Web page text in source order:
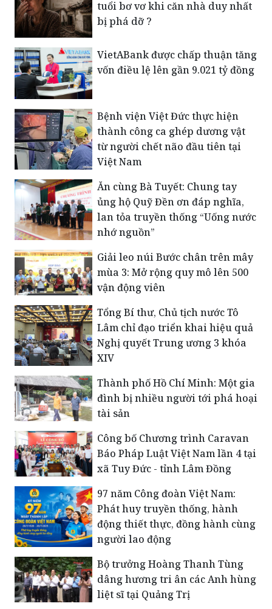
tuổi bơ vơ khi căn nhà duy nhất
bị phá dỡ ?
VietABank được chấp thuận tăng
vốn điều lệ lên gần 9.021 tỷ đồng
Bệnh viện Việt Đức thực hiện
thành công ca ghép dương vật
từ người chết não đầu tiên tại
Việt Nam
Ăn cùng Bà Tuyết: Chung tay
ủng hộ Quỹ Đền ơn đáp nghĩa,
lan tỏa truyền thống “Uống nước
nhớ nguồn”
Giải leo núi Bước chân trên mây
mùa 3: Mở rộng quy mô lên 500
vận động viên
Tổng Bí thư, Chủ tịch nước Tô
Lâm chỉ đạo triển khai hiệu quả
Nghị quyết Trung ương 3 khóa
XIV
Thành phố Hồ Chí Minh: Một gia
đình bị nhiều người tới phá hoại
tài sản
Công bố Chương trình Caravan
Báo Pháp Luật Việt Nam lần 4 tại
xã Tuy Đức - tỉnh Lâm Đồng
​97 năm Công đoàn Việt Nam:
Phát huy truyền thống, hành
động thiết thực, đồng hành cùng
người lao động
Bộ trưởng Hoàng Thanh Tùng
dâng hương tri ân các Anh hùng
liệt sĩ tại Quảng Trị